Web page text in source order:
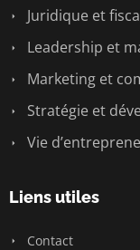
Juridique et
Leadership et
Marketing et
Stratégie et
Vie
Liens utiles
Contact